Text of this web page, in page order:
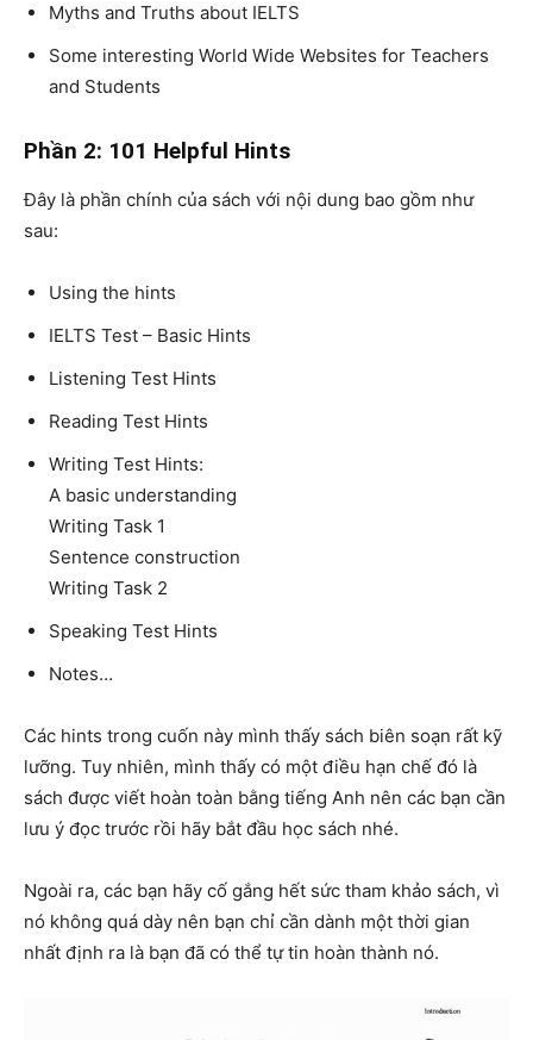
Myths and Truths about IELTS
Some interesting World Wide Websites for Teachers
and Students
Phần 2: 101 Helpful Hints
Đây là phần chính của sách với nội dung bao gồm như
sau:
Using the hints
IELTS Test – Basic Hints
Listening Test Hints
Reading Test Hints
Writing Test Hints:
A basic understanding
Writing Task 1
Sentence construction
Writing Task 2
Speaking Test Hints
Notes…
Các hints trong cuốn này mình thấy sách biên soạn rất kỹ
lưỡng. Tuy nhiên, mình thấy có một điều hạn chế đó là
sách được viết hoàn toàn bằng tiếng Anh nên các bạn cần
lưu ý đọc trước rồi hãy bắt đầu học sách nhé.
Ngoài ra, các bạn hãy cố gắng hết sức tham khảo sách, vì
nó không quá dày nên bạn chỉ cần dành một thời gian
nhất định ra là bạn đã có thể tự tin hoàn thành nó.